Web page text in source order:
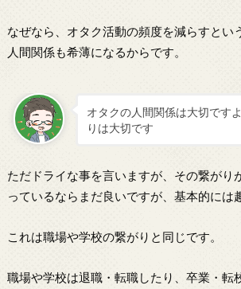
なぜなら、オタク活動の頻度を減らすとい
人間関係も希薄になるからです。
オタクの人間関係は大切です
りは大切です
ただドライな事を言いますが、その繋がり
っているならまだ良いですが、基本的には
これは職場や学校の繋がりと同じです。
職場や学校は退職・転職したり、卒業・転